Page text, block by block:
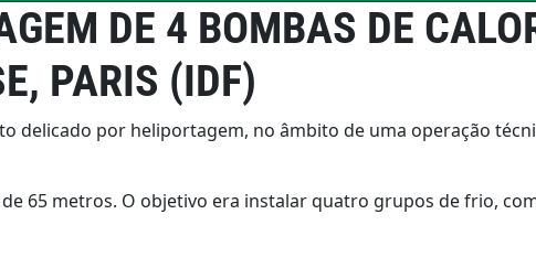
DE 4 BOMBAS DE
PARIS (IDF)
delicado por heliportagem, no âmbito de uma operação
65 metros. O objetivo era instalar quatro grupos de frio,